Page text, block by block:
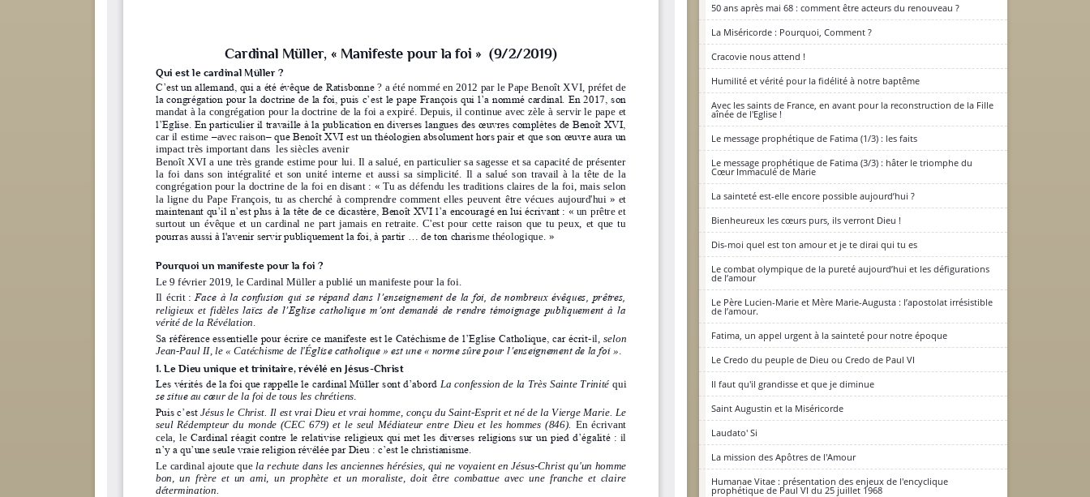
50 ans après mai 68 : comment être acteurs du renouveau ?
La Miséricorde : Pourquoi, Comment ?
Cracovie nous attend !
Humilité et vérité pour la fidélité à notre baptême
Avec les saints de France, en avant pour la reconstruction de la Fille
aînée de l'Eglise !
Le message prophétique de Fatima (1/3) : les faits
Le message prophétique de Fatima (3/3) : hâter le triomphe du
Cœur Immaculé de Marie
La sainteté est-elle encore possible aujourd’hui ?
Bienheureux les cœurs purs, ils verront Dieu !
Dis-moi quel est ton amour et je te dirai qui tu es
Le combat olympique de la pureté aujourd’hui et les défigurations
de l’amour
Le Père Lucien-Marie et Mère Marie-Augusta : l’apostolat irrésistible
de l’amour.
Fatima, un appel urgent à la sainteté pour notre époque
Le Credo du peuple de Dieu ou Credo de Paul VI
Il faut qu'il grandisse et que je diminue
Saint Augustin et la Miséricorde
Laudato' Si
La mission des Apôtres de l'Amour
Humanae Vitae : présentation des enjeux de l'encyclique
prophétique de Paul VI du 25 juillet 1968